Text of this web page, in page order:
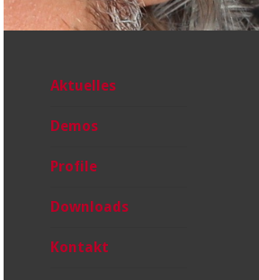
Aktuelles
Demos
Profile
Downloads
Kontakt